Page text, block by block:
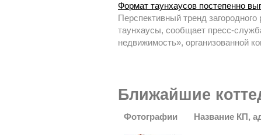
Формат таунхаусов постепенно
Перспективный тренд
таунхаусы, сообщает пресс-
недвижимость», организованной
Ближайшие
Фотографии Название КП,